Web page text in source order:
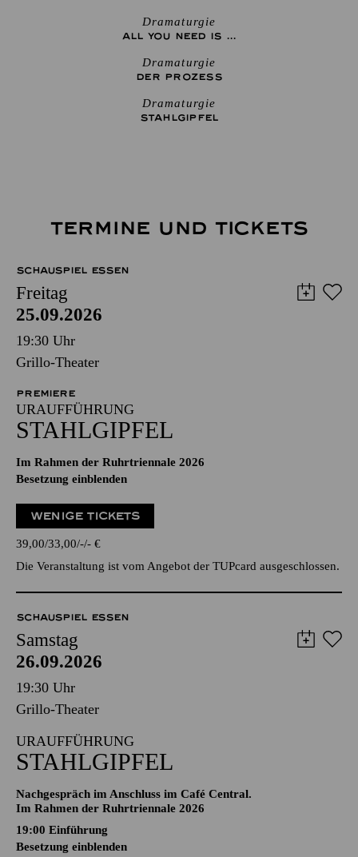
Dramaturgie
ALL YOU NEED IS ...
Dramaturgie
DER PROZESS
Dramaturgie
STAHLGIPFEL
TERMINE UND TICKETS
SCHAUSPIEL ESSEN
Freitag
25.09.2026
19:30 Uhr
Grillo-Theater
PREMIERE
URAUFFÜHRUNG
STAHLGIPFEL
Im Rahmen der Ruhrtriennale 2026
Besetzung einblenden
WENIGE TICKETS
39,00 33,00 - - €
Die Veranstaltung ist vom Angebot der TUPcard ausgeschlossen.
SCHAUSPIEL ESSEN
Samstag
26.09.2026
19:30 Uhr
Grillo-Theater
URAUFFÜHRUNG
STAHLGIPFEL
Nachgespräch im Anschluss im Café Central.
Im Rahmen der Ruhrtriennale 2026
19:00 Einführung
Besetzung einblenden